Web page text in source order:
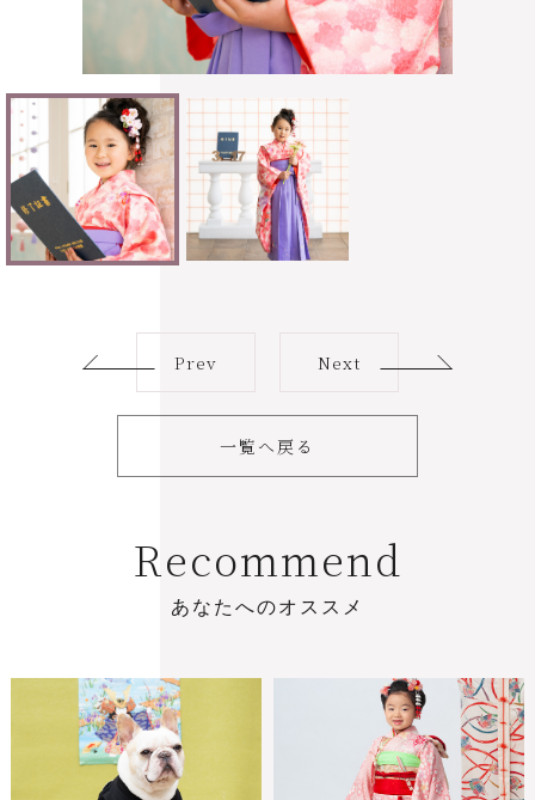
Prev
一覧へ戻る
Next
Recommend
あ な た へのオ ス ス メ